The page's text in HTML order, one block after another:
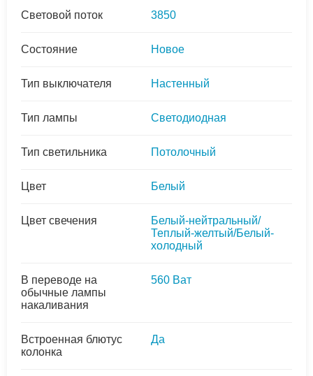
Световой поток 3850
Состояние Новое
Тип выключателя Настенный
Тип лампы Светодиодная
Тип светильника Потолочный
Цвет Белый
Цвет свечения
Белый-нейтральный/
Теплый-желтый/Белый-
холодный
В переводе на
обычные лампы
накаливания
560 Ват
Встроенная блютус
колонка
Да